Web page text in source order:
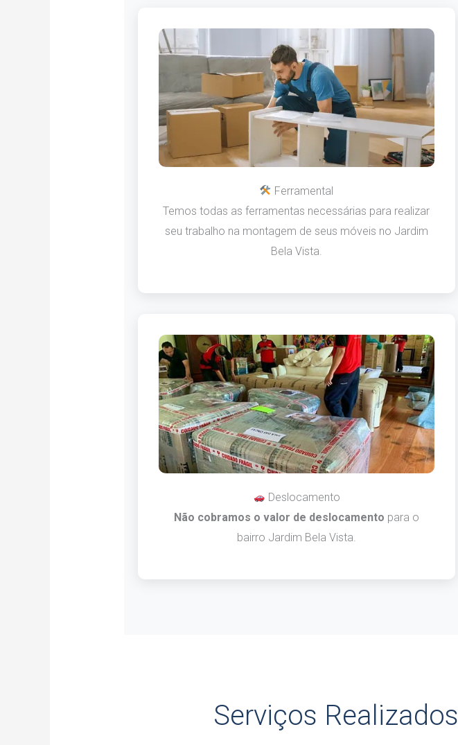
Ferramental
Temos todas as ferramentas necessárias para realizar
seu trabalho na montagem de seus móveis no Jardim
Bela Vista.
Deslocamento
Não cobramos o valor de deslocamento para o
bairro Jardim Bela Vista.
Serviços